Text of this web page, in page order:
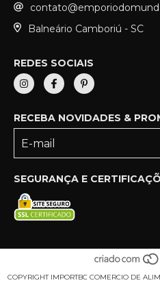
Balneário Camboriú - SC
REDES SOCIAIS
RECEBA NOVIDADES &
SEGURANÇA E
COPYRIGHT IMPORTBC COMERCIO DE